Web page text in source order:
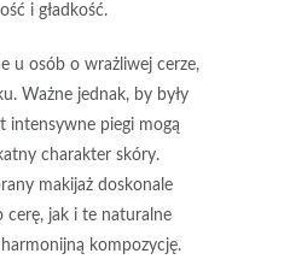
i gładkość.
u osób o wrażliwej cerze,
Ważne jednak, by były
intensywne piegi mogą
charakter skóry.
makijaż doskonale
cerę, jak i te naturalne
kompozycję.